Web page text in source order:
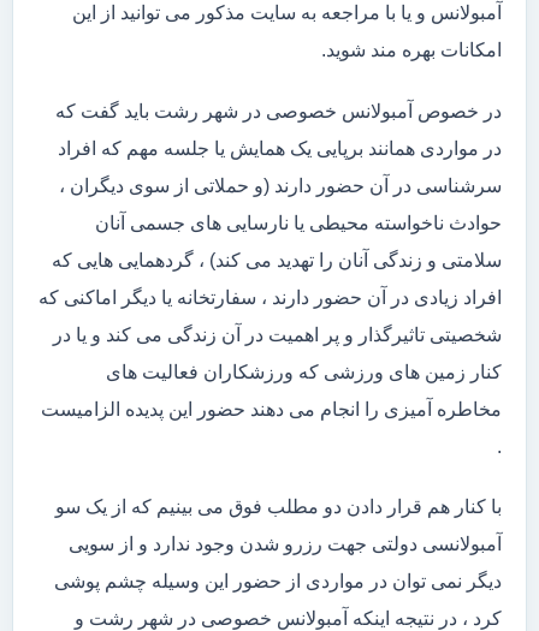
آمبولانس و یا با مراجعه به سایت مذکور می توانید از این
امکانات بهره مند شوید.
در خصوص آمبولانس خصوصی در شهر رشت باید گفت که
در مواردی همانند برپایی یک همایش یا جلسه مهم که افراد
سرشناسی در آن حضور دارند (و حملاتی از سوی دیگران ،
حوادث ناخواسته محیطی یا نارسایی های جسمی آنان
سلامتی و زندگی آنان را تهدید می کند) ، گردهمایی هایی که
افراد زیادی در آن حضور دارند ، سفارتخانه یا دیگر اماکنی که
شخصیتی تاثیرگذار و پر اهمیت در آن زندگی می کند و یا در
کنار زمین های ورزشی که ورزشکاران فعالیت های
مخاطره آمیزی را انجام می دهند حضور این پدیده الزامیست
.
با کنار هم قرار دادن دو مطلب فوق می بینیم که از یک سو
آمبولانسی دولتی جهت رزرو شدن وجود ندارد و از سویی
دیگر نمی توان در مواردی از حضور این وسیله چشم پوشی
کرد ، در نتیجه اینکه آمبولانس خصوصی در شهر رشت و